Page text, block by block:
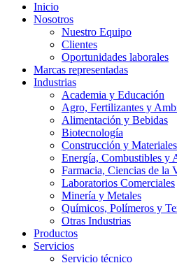
Inicio
Nosotros
Nuestro Equipo
Clientes
Oportunidades laborales
Marcas representadas
Industrias
Academia y Educación
Agro, Fertilizantes y
Alimentación y Bebidas
Biotecnología
Construcción y Materiales
Energía, Combustibles y
Farmacia, Ciencias de la
Laboratorios Comerciales
Minería y Metales
Químicos, Polímeros y
Otras Industrias
Productos
Servicios
Servicio técnico